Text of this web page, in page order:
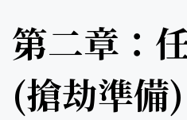
第二章：
(搶劫準備)